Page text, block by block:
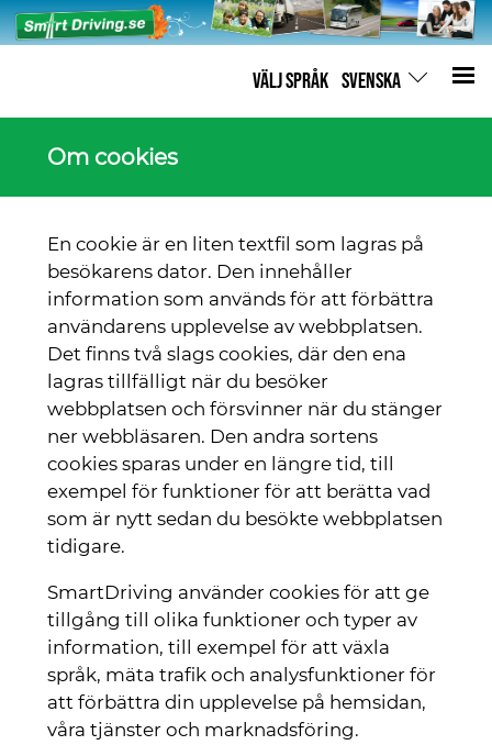
VÄLJ SPRÅK SVENSKA
Om cookies
En cookie är en liten textfil som lagras på
besökarens dator. Den innehåller
information som används för att förbättra
användarens upplevelse av webbplatsen.
Det finns två slags cookies, där den ena
lagras tillfälligt när du besöker
webbplatsen och försvinner när du stänger
ner webbläsaren. Den andra sortens
cookies sparas under en längre tid, till
exempel för funktioner för att berätta vad
som är nytt sedan du besökte webbplatsen
tidigare.
SmartDriving använder cookies för att ge
tillgång till olika funktioner och typer av
information, till exempel för att växla
språk, mäta trafik och analysfunktioner för
att förbättra din upplevelse på hemsidan,
våra tjänster och marknadsföring.